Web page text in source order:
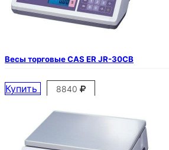
Весы торговые CAS ER JR-30CB
Купить 8840